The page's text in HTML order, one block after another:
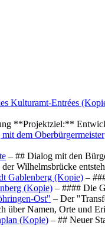
Kulturamt-Entrées
**Projektziel:**
dem Oberbürgermeister
– ## Dialog mit den
Wilhelmsbrücke
Gablenberg (Kopie) –
(Kopie) – #### Die
Ost" – Der
über Namen, Orte und
(Kopie) – ## Neuer